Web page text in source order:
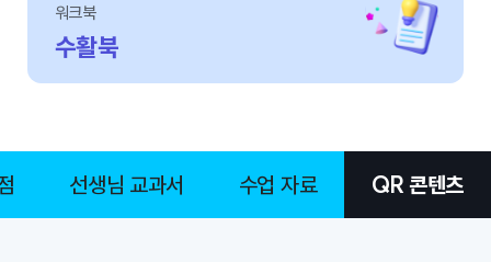
워크북
수활북
선생님 교과서 수업 자료 QR 콘텐츠